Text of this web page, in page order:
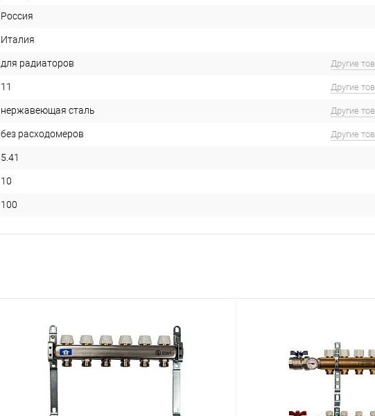
Россия
Италия
для радиаторов Другие
11 Другие
нержавеющая сталь Другие
без расходомеров Другие
5.41
10
100